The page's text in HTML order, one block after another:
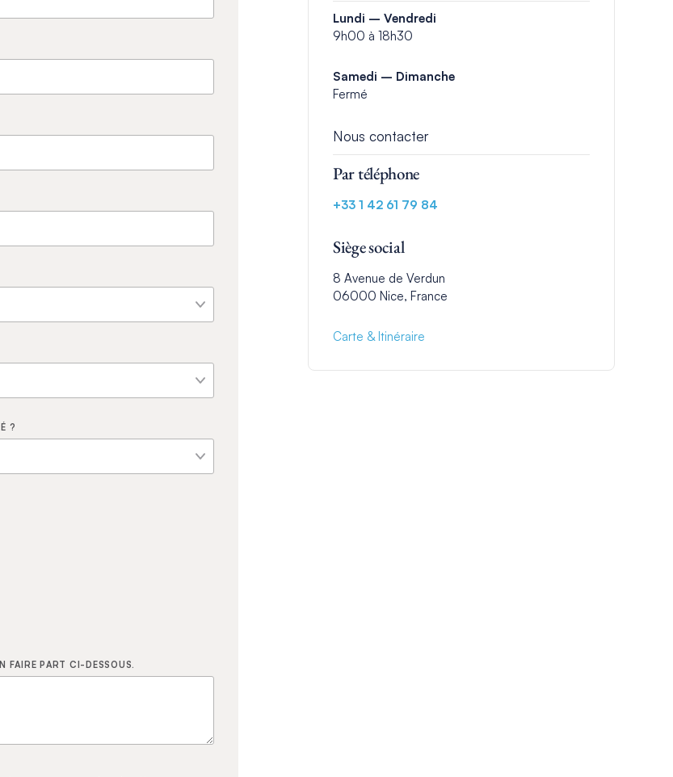
?
FAIRE PART CI-DESSOUS.
Lundi – Vendredi
9h00 à 18h30
Samedi – Dimanche
Fermé
Nous contacter
Par téléphone
+33 1 42 61 79 84
Siège social
8 Avenue de Verdun
06000 Nice, France
Carte & Itinéraire